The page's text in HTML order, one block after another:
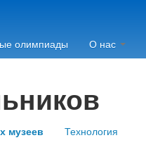
олимпиады О нас
музеев
Технология